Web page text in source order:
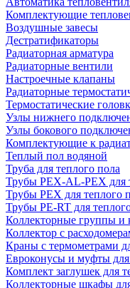
Комплектующие
Воздушные завесы
Дестратификаторы
Радиаторная арматура
Радиаторные вентили
Настроечные клапаны
Радиаторные
Термостатические
Узлы нижнего
Узлы бокового
Комплектующие к
Теплый пол водяной
Труба для теплого пола
Трубы PEX-AL-PEX для
Трубы PEX для теплого
Трубы PE-RT для
Коллекторные группы и
Коллектор с
Краны с термометрами
Евроконусы и муфты для
Комплект заглушек для
Коллекторные шкафы